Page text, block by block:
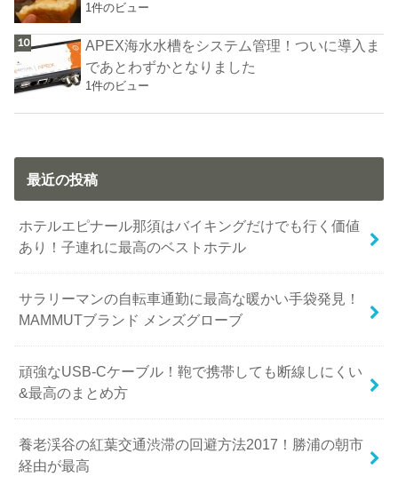
1件のビュー
APEX海水水槽をシステム管理！ついに導入ま
であとわずかとなりました
1件のビュー
最近の投稿
ホテルエピナール那須はバイキングだけでも行く価値
あり！子連れに最高のベストホテル
サラリーマンの自転車通勤に最高な暖かい手袋発見！
MAMMUTブランド メンズグローブ
頑強なUSB-Cケーブル！鞄で携帯しても断線しにくい
&最高のまとめ方
養老渓谷の紅葉交通渋滞の回避方法2017！勝浦の朝市
経由が最高